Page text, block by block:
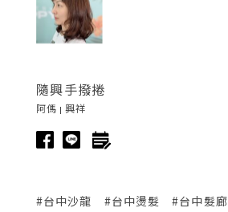
隨興手撥捲
阿傌 | 興祥
#台中沙龍 #台中燙髮 #台中髮廊